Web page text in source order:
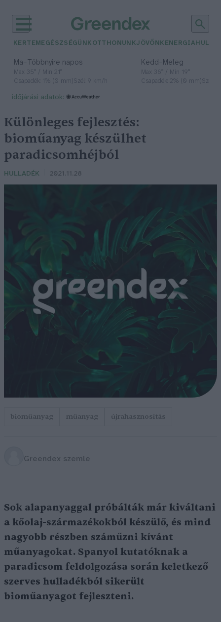
KERTEM EGÉSZSÉGÜNK OTTHONUNKJÖVŐNK ENERGIA
Ma– Többnyire napos
Max 35° / Min 21°
Csapadék: 1% (0 mm)Szél: 9 km/h
Kedd– Meleg
Max 36° / Min 19°
Csapadék: 2% (0 mm)Szél:
időjárási adatok:
Különleges fejlesztés:
bioműanyag készülhet
paradicsomhéjból
HULLADÉK 2021.11.28
bioműanyag műanyag újrahasznosítás
Greendex szemle
Sok alapanyaggal próbálták már kiváltani
a kőolaj-származékokból készülő, és mind
nagyobb részben száműzni kívánt
műanyagokat. Spanyol kutatóknak a
paradicsom feldolgozása során keletkező
szerves hulladékból sikerült
bioműanyagot fejleszteni.